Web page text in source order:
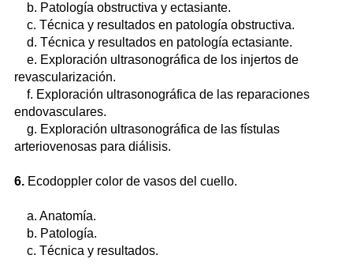
b. Patología obstructiva y ectasiante.
c. Técnica y resultados en patología obstructiva.
d. Técnica y resultados en patología ectasiante.
e. Exploración ultrasonográfica de los injertos de
revascularización.
f. Exploración ultrasonográfica de las reparaciones
endovasculares.
g. Exploración ultrasonográfica de las fístulas
arteriovenosas para diálisis.
6. Ecodoppler color de vasos del cuello.
a. Anatomía.
b. Patología.
c. Técnica y resultados.